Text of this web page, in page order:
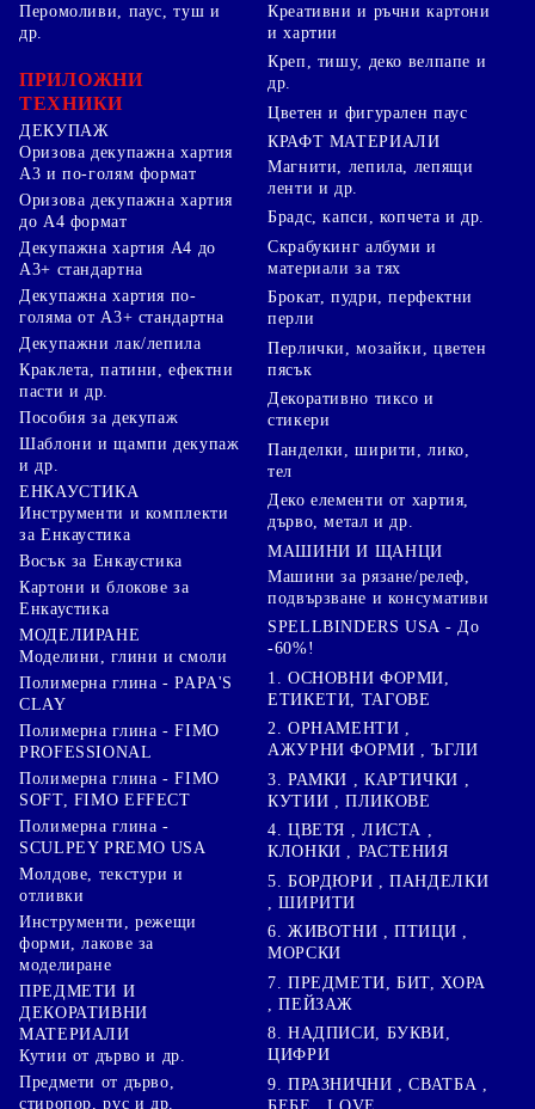
Перомоливи, паус, туш и
др.
ПРИЛОЖНИ
ТЕХНИКИ
ДЕКУПАЖ
Оризова декупажна хартия
А3 и по-голям формат
Оризова декупажна хартия
до А4 формат
Декупажна хартия А4 до
А3+ стандартна
Декупажна хартия по-
голяма от А3+ стандартна
Декупажни лак/лепила
Краклета, патини, ефектни
пасти и др.
Пособия за декупаж
Шаблони и щампи декупаж
и др.
ЕНКАУСТИКА
Инструменти и комплекти
за Енкаустика
Восък за Енкаустика
Картони и блокове за
Енкаустика
МОДЕЛИРАНЕ
Моделини, глини и смоли
Полимерна глина - PAPA'S
CLAY
Полимерна глина - FIMO
PROFESSIONAL
Полимерна глина - FIMO
SOFT, FIMO EFFECT
Полимерна глина -
SCULPEY PREMO USA
Молдове, текстури и
отливки
Инструменти, режещи
форми, лакове за
моделиране
ПРЕДМЕТИ И
ДЕКОРАТИВНИ
МАТЕРИАЛИ
Кутии от дърво и др.
Предмети от дърво,
стиропор, pvc и др.
Креативни и ръчни картони
и хартии
Креп, тишу, деко велпапе и
др.
Цветен и фигурален паус
КРАФТ МАТЕРИАЛИ
Магнити, лепила, лепящи
ленти и др.
Брадс, капси, копчета и др.
Скрабукинг албуми и
материали за тях
Брокат, пудри, перфектни
перли
Перлички, мозайки, цветен
пясък
Декоративно тиксо и
стикери
Панделки, ширити, лико,
тел
Деко елементи от хартия,
дърво, метал и др.
МАШИНИ И ЩАНЦИ
Машини за рязане/релеф,
подвързване и консумативи
SPELLBINDERS USA - До
-60%!
1. ОСНОВНИ ФОРМИ,
ЕТИКЕТИ, ТАГОВЕ
2. ОРНАМЕНТИ ,
АЖУРНИ ФОРМИ , ЪГЛИ
3. РАМКИ , КАРТИЧКИ ,
КУТИИ , ПЛИКОВЕ
4. ЦВЕТЯ , ЛИСТА ,
КЛОНКИ , РАСТЕНИЯ
5. БОРДЮРИ , ПАНДЕЛКИ
, ШИРИТИ
6. ЖИВОТНИ , ПТИЦИ ,
МОРСКИ
7. ПРЕДМЕТИ, БИТ, ХОРА
, ПЕЙЗАЖ
8. НАДПИСИ, БУКВИ,
ЦИФРИ
9. ПРАЗНИЧНИ , СВАТБА ,